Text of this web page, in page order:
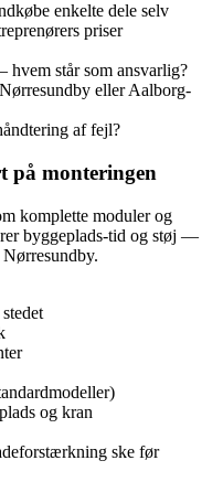
enkelte dele selv
priser
står som ansvarlig?
eller Aalborg-
af fejl?
på monteringen
komplette moduler og
byggeplads-tid og støj —
og kran
ske før